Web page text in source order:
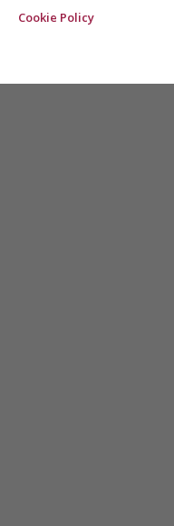
Cookie Policy